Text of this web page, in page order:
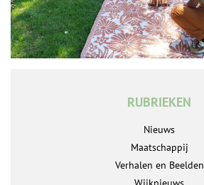
RUBRIEKEN
Nieuws
Maatschappij
Verhalen en Beelden